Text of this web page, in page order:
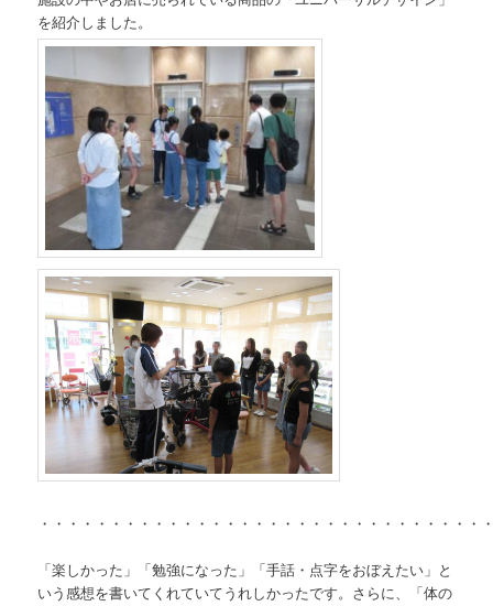
を紹介しました。
・・・・・・・・・・・・・・・・・・・・・・・・・・・・・・・
「楽しかった」「勉強になった」「手話・点字をおぼえたい」と
いう感想を書いてくれていてうれしかったです。さらに、「体の